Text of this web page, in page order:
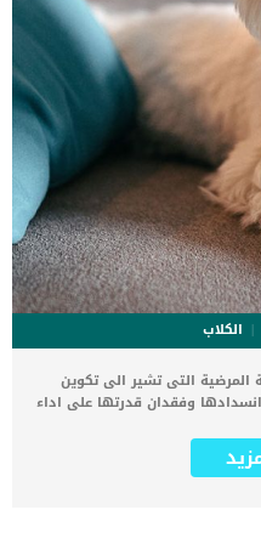
الكلاب
المرضية التى تشير الى تكوين
وفقدان قدرتها على اداء
عادة من الكالسيوم أو مواد
نظرا لتأثيرها على العصارة